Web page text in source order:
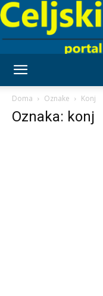
Doma Oznake Konj
Oznaka: konj